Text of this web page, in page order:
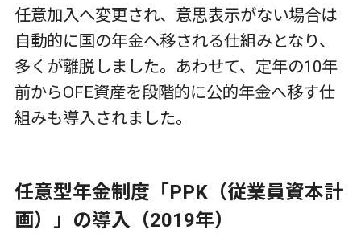
任意加入へ変更され、意思表示がない場合は
自動的に国の年金へ移される仕組みとなり、
多くが離脱しました。あわせて、定年の10年
前からOFE資産を段階的に公的年金へ移す仕
組みも導入されました。
任意型年金制度「 PPK（従業員資本計
画）」の導入（2019年）